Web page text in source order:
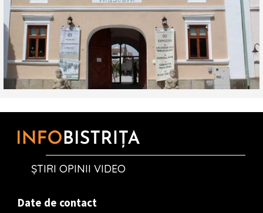
ȘTIRI OPINII VIDEO
Date de contact